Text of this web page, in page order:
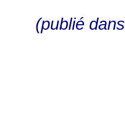
(publié dans